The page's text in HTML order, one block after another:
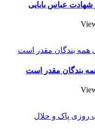
شهادت عباس بابایی
بندگان مقدر است